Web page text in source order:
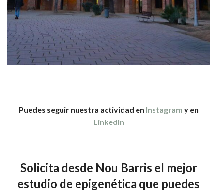
Puedes seguir nuestra actividad en Instagram y en
LinkedIn
Solicita desde Nou Barris el mejor
estudio de epigenética que puedes